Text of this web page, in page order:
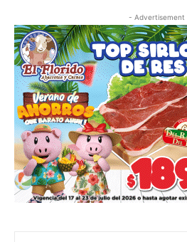
- Advertisement